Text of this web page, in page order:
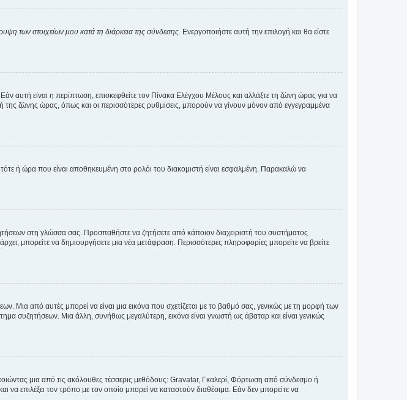
των στοιχείων μου κατά τη διάρκεια της σύνδεσης. Ενεργοποιήστε αυτή την επιλογή και θα είστε
αυτή είναι η περίπτωση, επισκεφθείτε τον Πίνακα Ελέγχου Μέλους και αλλάξτε τη ζώνη ώρας για να
ζώνης ώρας, όπως και οι περισσότερες ρυθμίσεις, μπορούν να γίνουν μόνον από εγγεγραμμένα
ή ώρα που είναι αποθηκευμένη στο ρολόι του διακομιστή είναι εσφαλμένη. Παρακαλώ να
στη γλώσσα σας. Προσπαθήστε να ζητήσετε από κάποιον διαχειριστή του συστήματος
μπορείτε να δημιουργήσετε μια νέα μετάφραση. Περισσότερες πληροφορίες μπορείτε να βρείτε
Μια από αυτές μπορεί να είναι μια εικόνα που σχετίζεται με το βαθμό σας, γενικώς με τη μορφή των
συζητήσεων. Μια άλλη, συνήθως μεγαλύτερη, εικόνα είναι γνωστή ως άβαταρ και είναι γενικώς
μια από τις ακόλουθες τέσσερις μεθόδους: Gravatar, Γκαλερί, Φόρτωση από σύνδεσμο ή
επιλέξει τον τρόπο με τον οποίο μπορεί να καταστούν διαθέσιμα. Εάν δεν μπορείτε να